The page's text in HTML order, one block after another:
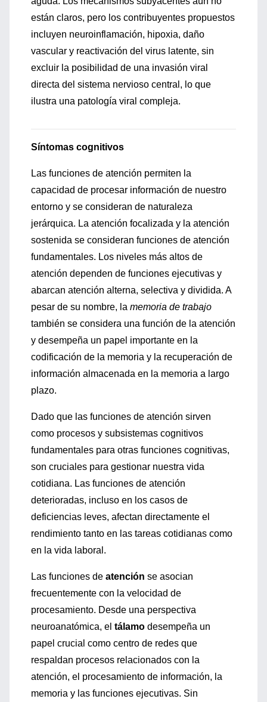
están claros, pero los contribuyentes propuestos
incluyen neuroinflamación, hipoxia, daño
vascular y reactivación del virus latente, sin
excluir la posibilidad de una invasión viral
directa del sistema nervioso central, lo que
ilustra una patología viral compleja.
Síntomas cognitivos
Las funciones de atención permiten la
capacidad de procesar información de nuestro
entorno y se consideran de naturaleza
jerárquica. La atención focalizada y la atención
sostenida se consideran funciones de atención
fundamentales. Los niveles más altos de
atención dependen de funciones ejecutivas y
abarcan atención alterna, selectiva y dividida. A
pesar de su nombre, la memoria de trabajo
también se considera una función de la atención
y desempeña un papel importante en la
codificación de la memoria y la recuperación de
información almacenada en la memoria a largo
plazo.
Dado que las funciones de atención sirven
como procesos y subsistemas cognitivos
fundamentales para otras funciones cognitivas,
son cruciales para gestionar nuestra vida
cotidiana. Las funciones de atención
deterioradas, incluso en los casos de
deficiencias leves, afectan directamente el
rendimiento tanto en las tareas cotidianas como
en la vida laboral.
Las funciones de atención se asocian
frecuentemente con la velocidad de
procesamiento. Desde una perspectiva
neuroanatómica, el tálamo desempeña un
papel crucial como centro de redes que
respaldan procesos relacionados con la
atención, el procesamiento de información, la
memoria y las funciones ejecutivas. Sin